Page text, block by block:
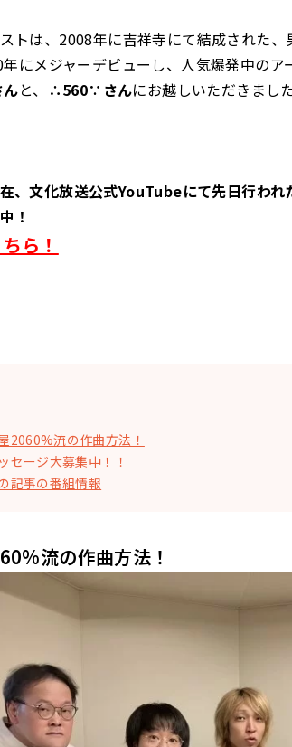
トは、2008年に吉祥寺にて結成された
年にメジャーデビューし、人気爆発中のア
と、 ∴560∵さんにお越しいただきまし
、文化放送公式YouTubeにて先日行わ
！
ら！
2060%流の作曲方法！
セージ大募集中！！
記事の番組情報
流の作曲方法！